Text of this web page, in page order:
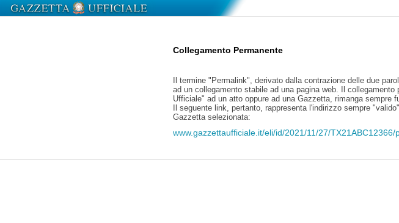
Collegamento Permanente
Il termine "Permalink", derivato dalla contrazione delle due
ad un collegamento stabile ad una pagina web. Il
Ufficiale" ad un atto oppure ad una Gazzetta, rimanga sempre
Il seguente link, pertanto, rappresenta l'indirizzo sempre
Gazzetta selezionata:
www.gazzettaufficiale.it/eli/id/2021/11/27/TX21ABC12366/